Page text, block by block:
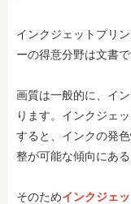
インクジェットプリ
ーの得意分野は文書で
画質は一般的に、イ
ります。インクジェ
すると、インクの発
整が可能な傾向にある
そのためインクジェ